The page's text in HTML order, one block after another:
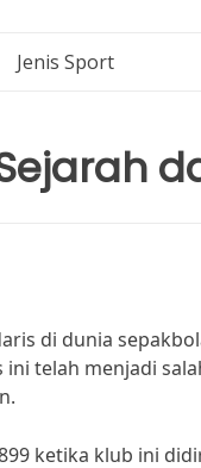
Jenis Sport
di dunia
telah menjadi
ketika klub ini